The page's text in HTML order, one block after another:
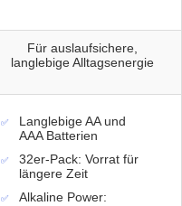
Für auslaufsichere,
langlebige Alltagsenergie
Langlebige AA und
AAA Batterien
32er-Pack: Vorrat für
längere Zeit
Alkaline Power: